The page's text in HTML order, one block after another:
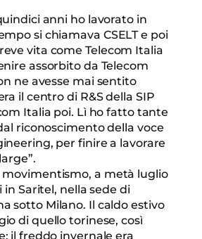
anni ho lavorato in
si chiamava CSELT e poi
vita come Telecom Italia
assorbito da Telecom
ne avesse mai sentito
il centro di R&S della SIP
Italia poi. Lì ho fatto tante
riconoscimento della voce
per finire a lavorare
a metà luglio
in Saritel, nella sede di
sotto Milano. Il caldo estivo
di quello torinese, così
il freddo invernale era